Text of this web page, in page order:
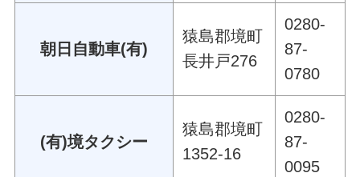
朝日自動車(有)
猿島郡境町
長井戸276
0280-
87-
0780
(有)境タクシー
猿島郡境町
1352-16
0280-
87-
0095